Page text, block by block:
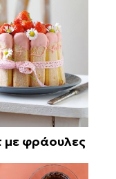
με φράουλες